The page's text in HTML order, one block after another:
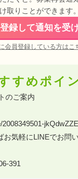
け取りことができます。
録して通知を受
会員登録している方はこ
すめポイ
のご案内
2008349501-
お気軽にLINEでお問
391